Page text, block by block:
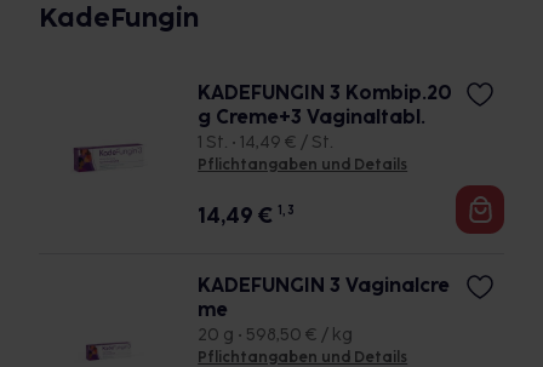
KadeFungin
KADEFUNGIN 3 Kombip.20
g Creme+3 Vaginaltabl.
1 St. • 14,49 € / St.
Pflichtangaben und Details
14,49€ 1, 3
KADEFUNGIN 3 Vaginalcre
me
20 g • 598,50 € / kg
Pflichtangaben und Details